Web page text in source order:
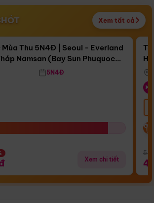
Xem tất cả
Airways
Điểm nổi bật
Mùa Thu 5N4Đ | Seoul - Everland
Namsan (Bay Sun Phuquoc
5N4Đ
Xem chi tiết